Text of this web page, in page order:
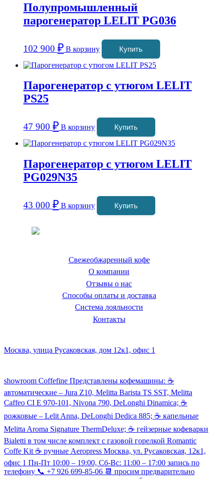
Полупромышленный
парогенератор LELIT PG036
102 900 ₽ В корзину Купить
Парогенератор с утюгом LELIT
PS25
47 900 ₽ В корзину Купить
Парогенератор с утюгом LELIT
PG029N35
43 000 ₽ В корзину Купить
Свежеобжаренный кофе
О компании
Отзывы о нас
Способы оплаты и доставка
Система лояльности
Контакты
Москва, улица Русаковская, дом 12к1, офис 1
showroom Coffefine Представлены кофемашины: ☕️
автоматические – Jura Z10, Melitta Barista TS SST, Melitta
Caffeo CI Е 970-101, Nivona 790, DeLonghi Dinamica; ☕️
рожковые – Lelit Anna, DeLonghi Dedica 885; ☕️ капельные
Melitta Aroma Signature ThermDeluxe; ☕️ гейзерные кофеварки
Bialetti в том числе комплект с газовой горелкой Romantic
Coffe Kit ☕️ ручные Aeropress Москва, ул. Русаковская, 12к1,
офис 1 Пн-Пт 10:00 – 19:00, Сб-Вс: 11:00 – 17:00 запись по
телефону 📞 +7 926 699-85-06 📆 просим предварительно